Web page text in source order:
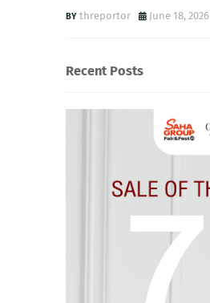
threportor June 18, 2026
Recent Posts